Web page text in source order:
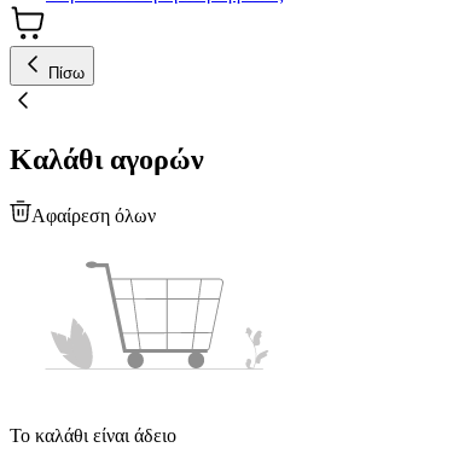
Πίσω
Καλάθι αγορών
Αφαίρεση όλων
Το καλάθι είναι άδειο